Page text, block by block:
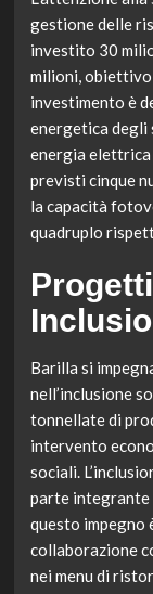
gestione delle
investito 30
milioni,
investimento è
energetica degli
energia
previsti cinque
la capacità
quadruplo
Barilla si
nell’inclusione
tonnellate di
intervento
sociali.
parte integrante
questo impegno
collaborazione
nei menu di